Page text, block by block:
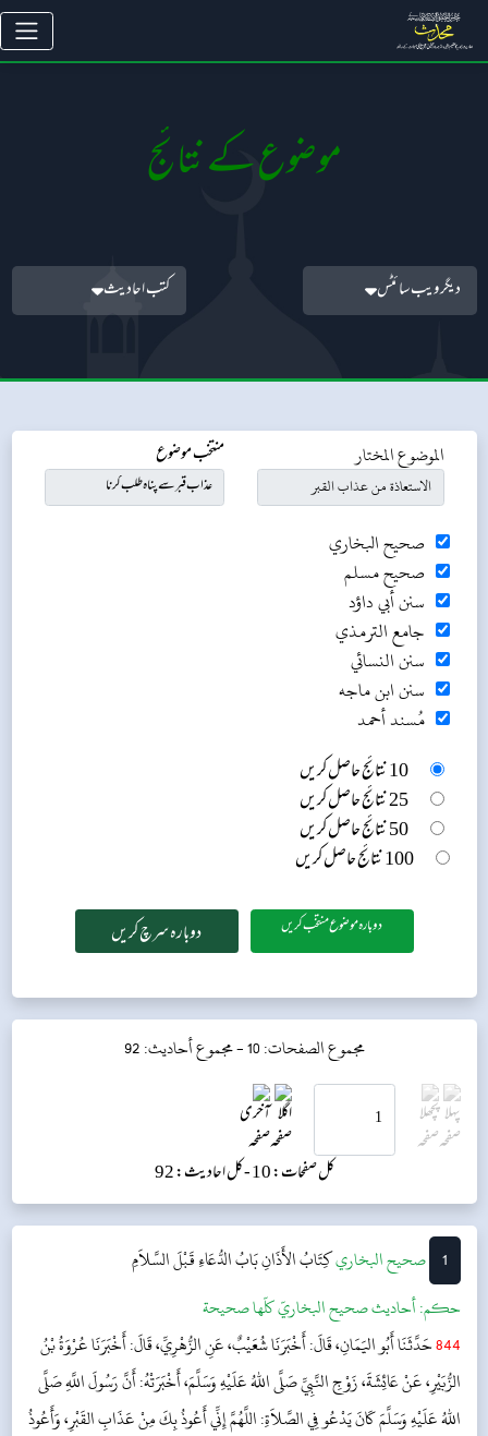
موضوع کے نتائج
دیگر ویب سائٹس کتب احادیث
الموضوع المختار منتخب موضوع
صحيح البخاري
صحيح مسلم
سنن أبي داؤد
جامع الترمذي
سنن النسائي
سنن ابن ماجه
مُسند أحمد
10 نتائج حاصل کریں
25 نتائج حاصل کریں
50 نتائج حاصل کریں
100 نتائج حاصل کریں
دوبارہ موضوع منتخب کریں
مجموع الصفحات: 10 - مجموع أحاديث: 92
کل صفحات: 10 - کل احادیث: 92
1 ‌‌صحيح البخاريكِتَابُ الأَذَانِبَابُ الدُّعَاءِ قَبْلَ السَّلاَمِ
حکم:أحاديث صحيح البخاريّ كلّها صحيحة
844حَدَّثَنَا أَبُو اليَمَانِ، قَالَ: أَخْبَرَنَا شُعَيْبٌ، عَنِ الزُّهْرِيِّ، قَالَ: أَخْبَرَنَا عُرْوَةُ بْنُ
الزُّبَيْرِ، عَنْ عَائِشَةَ، زَوْجِ النَّبِيِّ صَلَّى اللهُ عَلَيْهِ وَسَلَّمَ، أَخْبَرَتْهُ: أَنَّ رَسُولَ اللَّهِ صَلَّى
اللهُ عَلَيْهِ وَسَلَّمَ كَانَ يَدْعُو فِي الصَّلاَةِ: اللَّهُمَّ إِنِّي أَعُوذُ بِكَ مِنْ عَذَابِ القَبْرِ، وَأَعُوذُ